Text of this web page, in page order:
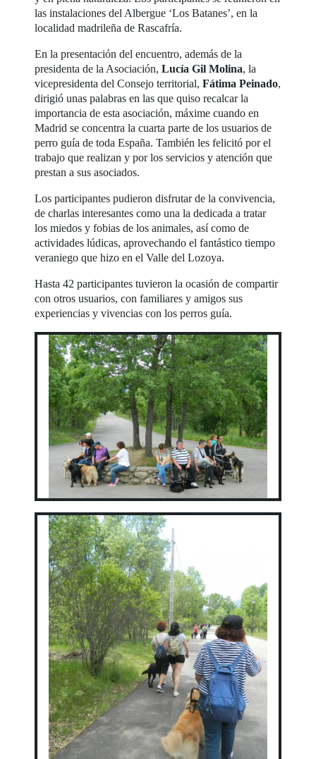
las instalaciones del Albergue ‘Los Batanes’, en la
localidad madrileña de Rascafría.
En la presentación del encuentro, además de la
presidenta de la Asociación,Lucía Gil Molina, la
vicepresidenta del Consejo territorial,Fátima Peinado,
dirigió unas palabras en las que quiso recalcar la
importancia de esta asociación, máxime cuando en
Madrid se concentra la cuarta parte de los usuarios de
perro guía de toda España. También les felicitó por el
trabajo que realizan y por los servicios y atención que
prestan a sus asociados.
Los participantes pudieron disfrutar de la convivencia,
de charlas interesantes como una la dedicada a tratar
los miedos y fobias de los animales, así como de
actividades lúdicas, aprovechando el fantástico tiempo
veraniego que hizo en el Valle del Lozoya.
Hasta 42 participantes tuvieron la ocasión de compartir
con otros usuarios, con familiares y amigos sus
experiencias y vivencias con los perros guía.